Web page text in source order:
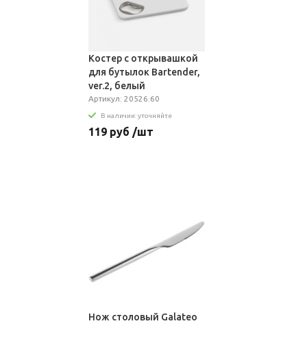
Костер с открывашкой
для бутылок Bartender,
ver.2, белый
Артикул: 20526.60
В наличии: уточняйте
119 руб /шт
Нож столовый Galateo